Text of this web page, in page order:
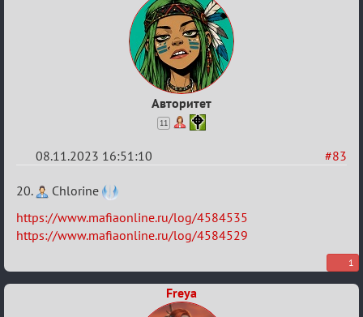
Авторитет
11
#83
08.11.2023 16:51:10
Re:
ВСПОМНИТЬ
ВСЕХ
2
20.
Chlorine
https://www.mafiaonline.ru/log/4584535
https://www.mafiaonline.ru/log/4584529
1
Freya